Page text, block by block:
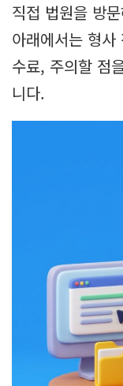
직접 법원을 방
아래에서는 형
수료, 주의할 점
니다.